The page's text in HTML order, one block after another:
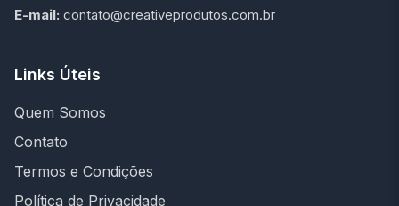
E-mail: contato@creativeprodutos.com.br
Links Úteis
Quem Somos
Contato
Termos e Condições
Política de Privacidade